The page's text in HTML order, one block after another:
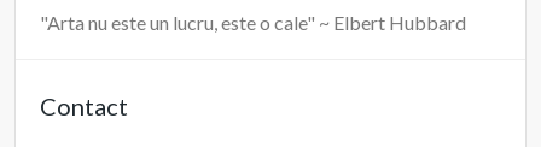
"Arta nu este un lucru, este o cale" ~ Elbert Hubbard
Contact